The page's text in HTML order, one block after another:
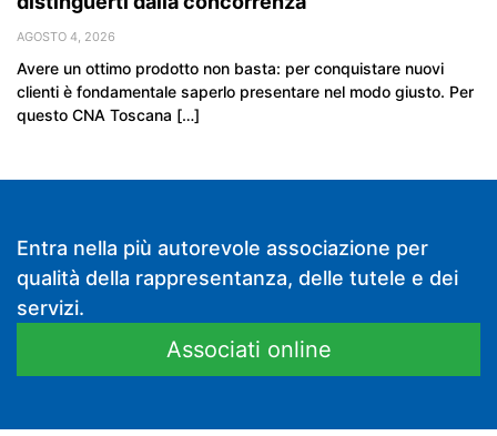
AGOSTO 4, 2026
Avere un ottimo prodotto non basta: per conquistare nuovi
clienti è fondamentale saperlo presentare nel modo giusto. Per
questo CNA Toscana […]
Entra nella più autorevole associazione per
qualità della rappresentanza, delle tutele e dei
servizi.
Associati online